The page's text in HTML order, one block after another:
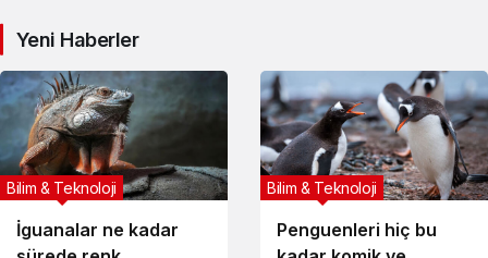
Yeni Haberler
İguanalar ne kadar
Bilim & Teknoloji
Penguenleri hiç bu
Bilim & Teknoloji